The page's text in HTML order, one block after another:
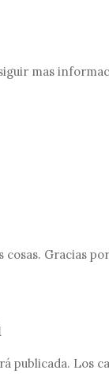
mas
cosas. Gracias
publicada. Los